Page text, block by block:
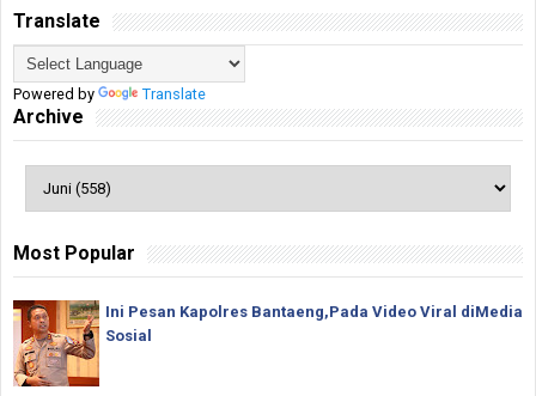
Translate
Powered by Translate
Archive
Most Popular
Ini Pesan Kapolres Bantaeng,Pada Video Viral diMedia
Sosial